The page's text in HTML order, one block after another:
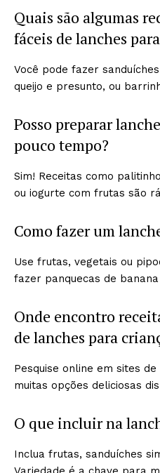
Quais são algumas
fáceis de lanches
Você pode fazer
queijo e presunto, ou
Posso preparar
pouco tempo?
Sim! Receitas como
ou iogurte com frutas são
Como fazer um
Use frutas, vegetais ou
fazer panquecas de
Onde encontro
de lanches para
Pesquise online em sites
muitas opções deliciosas
O que incluir na
Inclua frutas, sanduíches